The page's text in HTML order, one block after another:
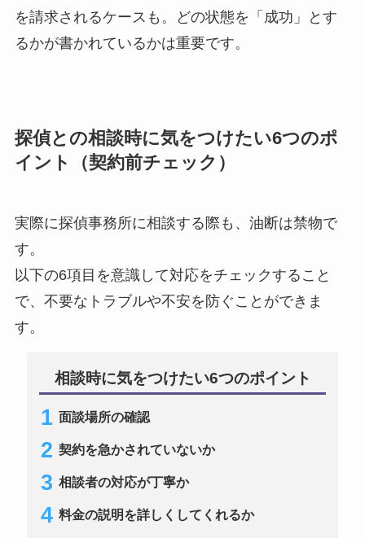
を請求されるケースも。どの状態を「成功」とす
るかが書かれているかは重要です。
探偵との相談時に気をつけたい6つのポ
イント（契約前チェック）
実際に探偵事務所に相談する際も、油断は禁物で
す。
以下の6項目を意識して対応をチェックすること
で、不要なトラブルや不安を防ぐことができま
す。
相談時に気をつけたい6つのポイント
面談場所の確認
契約を急かされていないか
相談者の対応が丁寧か
料金の説明を詳しくしてくれるか